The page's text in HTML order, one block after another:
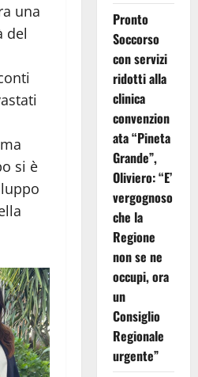
una
del
si è
Pronto
Soccorso
con servizi
ridotti alla
clinica
convenzion
ata “Pineta
Grande”,
Oliviero: “E’
vergognoso
che la
Regione
non se ne
occupi, ora
un
Consiglio
Regionale
urgente”